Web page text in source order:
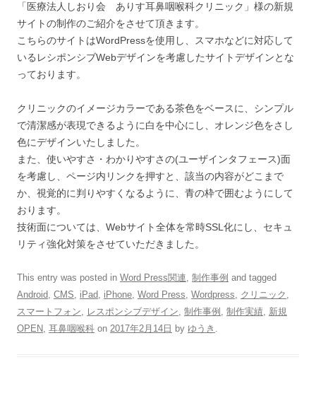
「医療法人しおり会 ありす耳鼻咽喉科クリニック」様の新規
サイトの制作のご紹介をさせて頂きます。
こちらのサイトはWordPressを使用し、スマホなどに対応して
いるレシポンシブWebデザインを考慮したサイトデザインとな
っております。
クリニックのイメージカラーである茶色をベースに、シンプル
で清潔感が表現できるように白を中心にし、オレンジ色をさし
色にデザインいたしました。
また、使いやすさ・わかりやすさの(ユーザインタフェース)面
を考慮し、ページ内リンクを押すと、該当の内容がどこまで
か、視覚的に判りやすくなるように、青の枠で囲むようにして
おります。
技術面については、Webサイト全体を常時SSL化にし、セキュ
リティ強化対策をさせていただきました。
This entry was posted in Word Press関連, 制作事例 and tagged
Android, CMS, iPad, iPhone, Word Press, Wordpress, クリニック ,
スマートフォン, レスポンシブデザイン, 制作事例 , 制作実績, 新規
OPEN, 耳鼻咽喉科 on 2017年2月14日 by ゆうき .